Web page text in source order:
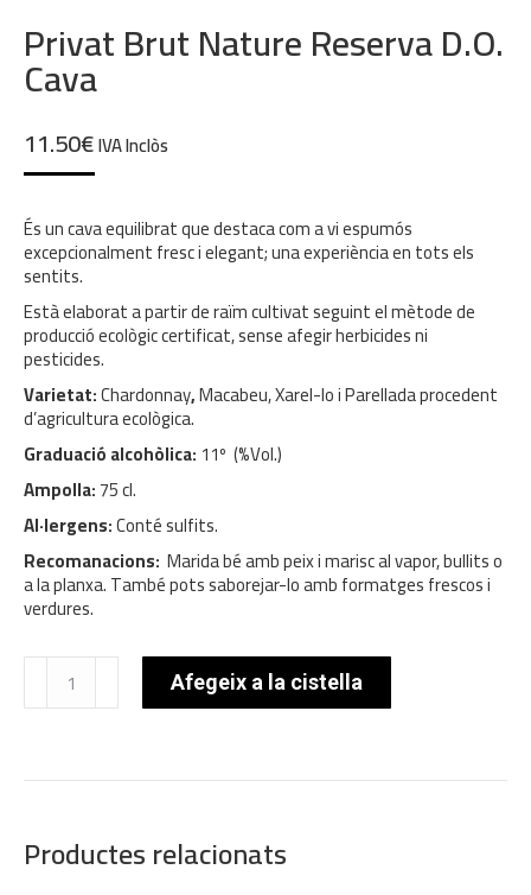
Privat Brut Nature Reserva D.O.
Cava
11.50€IVA Inclòs
És un cava equilibrat que destaca com a vi espumós
excepcionalment fresc i elegant; una experiència en tots els
sentits.
Està elaborat a partir de raïm cultivat seguint el mètode de
producció ecològic certificat, sense afegir herbicides ni
pesticides.
Varietat:Chardonnay,Macabeu, Xarel-lo i Parellada procedent
d’agricultura ecològica.
Graduació alcohòlica: 11º (%Vol.)
Ampolla:75 cl.
Al·lergens:Conté sulfits.
Recomanacions: Marida bé amb peix i marisc al vapor, bullits o
a la planxa. També pots saborejar-lo amb formatges frescos i
verdures.
quantitat
Privat
Reserva
Afegeix a la cistella
Productes relacionats